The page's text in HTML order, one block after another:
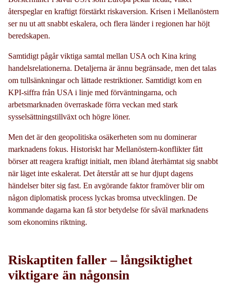
återspeglar en kraftigt förstärkt riskaversion. Krisen i Mellanöstern
ser nu ut att snabbt eskalera, och flera länder i regionen har höjt
beredskapen.
Samtidigt pågår viktiga samtal mellan USA och Kina kring
handelsrelationerna. Detaljerna är ännu begränsade, men det talas
om tullsänkningar och lättade restriktioner. Samtidigt kom en
KPI-siffra från USA i linje med förväntningarna, och
arbetsmarknaden överraskade förra veckan med stark
sysselsättningstillväxt och högre löner.
Men det är den geopolitiska osäkerheten som nu dominerar
marknadens fokus. Historiskt har Mellanöstern-konflikter fått
börser att reagera kraftigt initialt, men ibland återhämtat sig snabbt
när läget inte eskalerat. Det återstår att se hur djupt dagens
händelser biter sig fast. En avgörande faktor framöver blir om
någon diplomatisk process lyckas bromsa utvecklingen. De
kommande dagarna kan få stor betydelse för såväl marknadens
som ekonomins riktning.
Riskaptiten faller – långsiktighet
viktigare än någonsin